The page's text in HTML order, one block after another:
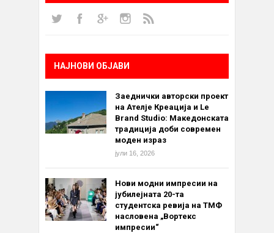
НАЈНОВИ ОБЈАВИ
Заеднички авторски проект
на Ателје Креација и Le
Brand Studio: Македонската
традиција доби современ
моден израз
јули 16, 2026
Нови модни импресии на
јубилејната 20-та
студентска ревија на ТМФ
насловена „Вортекс
импресии“